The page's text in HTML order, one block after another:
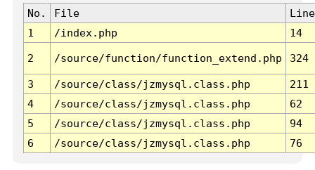
No. File
Line
1
/index.php 14
2 /source/function/function_extend.php 324
3 /source/class/jzmysql.class.php
211
4
/source/class/jzmysql.class.php
62
5
/source/class/jzmysql.class.php
94
6
/source/class/jzmysql.class.php 76